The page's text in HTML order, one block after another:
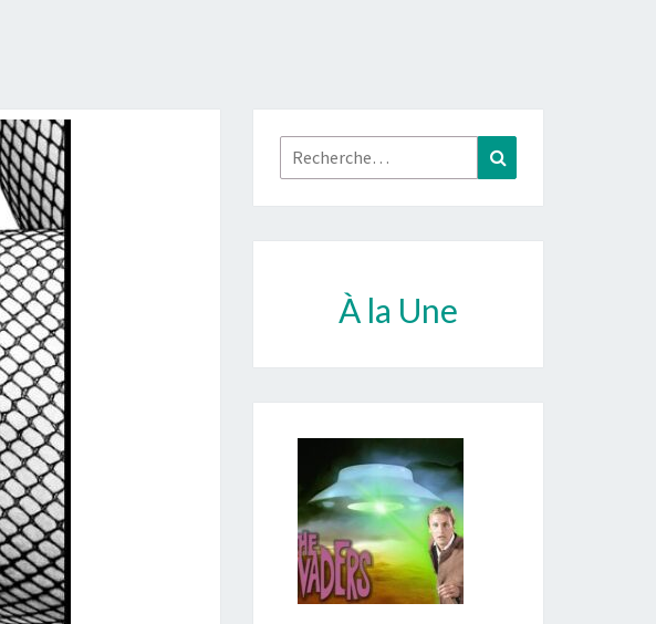
Rechercher :
À la Une